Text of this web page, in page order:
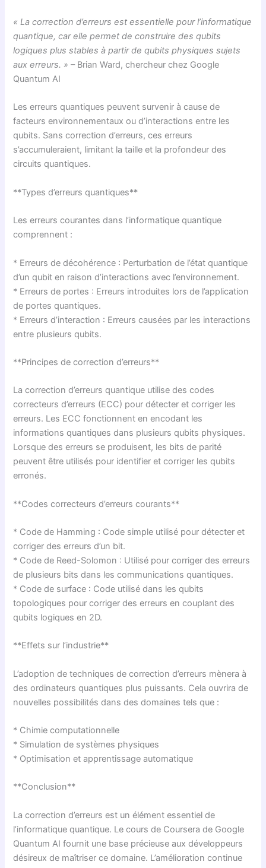
« La correction d’erreurs est essentielle pour l’informatique
quantique, car elle permet de construire des qubits
logiques plus stables à partir de qubits physiques sujets
aux erreurs. » – Brian Ward, chercheur chez Google
Quantum AI
Les erreurs quantiques peuvent survenir à cause de
facteurs environnementaux ou d’interactions entre les
qubits. Sans correction d’erreurs, ces erreurs
s’accumuleraient, limitant la taille et la profondeur des
circuits quantiques.
**Types d’erreurs quantiques**
Les erreurs courantes dans l’informatique quantique
comprennent :
* Erreurs de décohérence : Perturbation de l’état quantique
d’un qubit en raison d’interactions avec l’environnement.
* Erreurs de portes : Erreurs introduites lors de l’application
de portes quantiques.
* Erreurs d’interaction : Erreurs causées par les interactions
entre plusieurs qubits.
**Principes de correction d’erreurs**
La correction d’erreurs quantique utilise des codes
correcteurs d’erreurs (ECC) pour détecter et corriger les
erreurs. Les ECC fonctionnent en encodant les
informations quantiques dans plusieurs qubits physiques.
Lorsque des erreurs se produisent, les bits de parité
peuvent être utilisés pour identifier et corriger les qubits
erronés.
**Codes correcteurs d’erreurs courants**
* Code de Hamming : Code simple utilisé pour détecter et
corriger des erreurs d’un bit.
* Code de Reed-Solomon : Utilisé pour corriger des erreurs
de plusieurs bits dans les communications quantiques.
* Code de surface : Code utilisé dans les qubits
topologiques pour corriger des erreurs en couplant des
qubits logiques en 2D.
**Effets sur l’industrie**
L’adoption de techniques de correction d’erreurs mènera à
des ordinateurs quantiques plus puissants. Cela ouvrira de
nouvelles possibilités dans des domaines tels que :
* Chimie computationnelle
* Simulation de systèmes physiques
* Optimisation et apprentissage automatique
**Conclusion**
La correction d’erreurs est un élément essentiel de
l’informatique quantique. Le cours de Coursera de Google
Quantum AI fournit une base précieuse aux développeurs
désireux de maîtriser ce domaine. L’amélioration continue